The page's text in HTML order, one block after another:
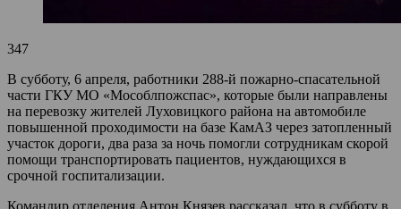
347
В субботу, 6 апреля, работники 288-й пожарно-спасательной
части ГКУ МО «Мособлпожспас», которые были направлены
на перевозку жителей Луховицкого района на автомобиле
повышенной проходимости на базе КамАЗ через затопленный
участок дороги, два раза за ночь помогли сотрудникам скорой
помощи транспортировать пациентов, нуждающихся в
срочной госпитализации.
Командир отделения Антон Князев рассказал, что в субботу в